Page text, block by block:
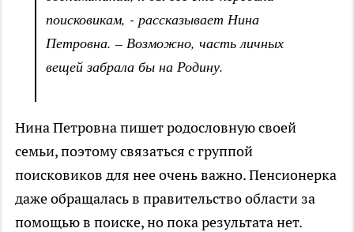
поисковикам, - рассказывает Нина
Петровна. – Возможно, часть личных
вещей забрала бы на Родину.
Нина Петровна пишет родословную своей
семьи, поэтому связаться с группой
поисковиков для нее очень важно. Пенсионерка
даже обращалась в правительство области за
помощью в поиске, но пока результата нет.